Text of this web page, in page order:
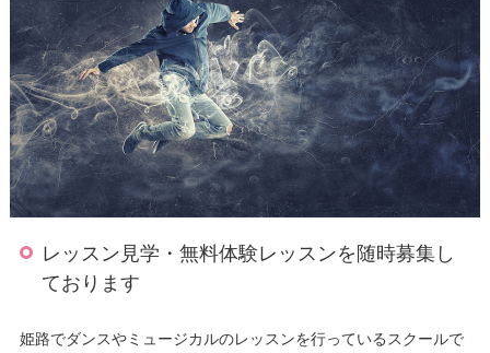
レッスン見学・無料体験レッスンを随時募集し
ております
姫路でダンスやミュージカルのレッスンを行っているスクールで